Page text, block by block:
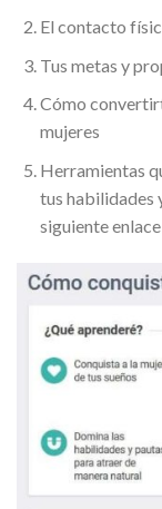
El contacto
Tus metas y
Cómo
mujeres
Herramientas
tus habilidades
siguiente enlace